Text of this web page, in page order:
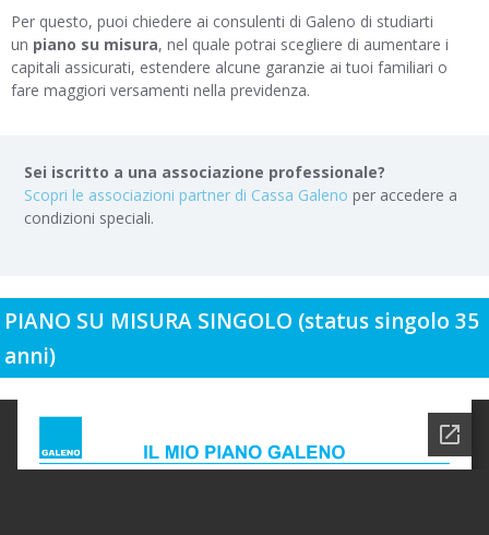
Per questo, puoi chiedere ai consulenti di Galeno di studiarti
un piano su misura, nel quale potrai scegliere di aumentare i
capitali assicurati, estendere alcune garanzie ai tuoi familiari o
fare maggiori versamenti nella previdenza.
Sei iscritto a una associazione professionale?
Scopri le associazioni partner di Cassa Galeno per accedere a
condizioni speciali.
PIANO SU MISURA SINGOLO (status singolo 35
anni)